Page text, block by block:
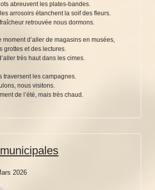
abreuvent les plates-bandes.
arrosoirs étanchent la soif des fleurs.
retrouvée nous dormons.
moment d’aller de magasins en musées,
grottes et des lectures.
très haut dans les cimes.
traversent les campagnes.
nous visitons.
de l’été, mais très chaud.
2026